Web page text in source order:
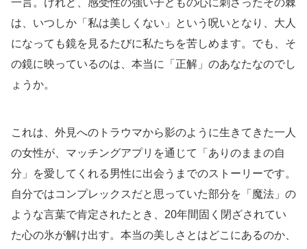
一言。けれど、感受性の強い子どもの心に刺さったその棘
は、いつしか「私は美しくない」という呪いとなり、大人
になっても鏡を見るたびに私たちを苦しめます。でも、そ
の鏡に映っているのは、本当に「正解」のあなたなのでし
ょうか。
これは、外見へのトラウマから影のように生きてきた一人
の女性が、マッチングアプリを通じて「ありのままの自
分」を愛してくれる男性に出会うまでのストーリーです。
自分ではコンプレックスだと思っていた部分を「魔法」の
ような言葉で肯定されたとき、20年間固く閉ざされてい
た心の氷が解け出す。本当の美しさとはどこにあるのか、